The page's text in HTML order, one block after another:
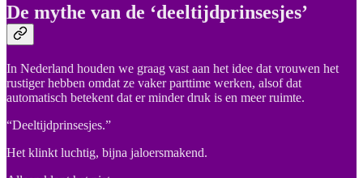
De mythe van de ‘deeltijdprinsesjes’
In Nederland houden we graag vast aan het idee dat vrouwen het
rustiger hebben omdat ze vaker parttime werken, alsof dat
automatisch betekent dat er minder druk is en meer ruimte.
“Deeltijdprinsesjes.”
Het klinkt luchtig, bijna jaloersmakend.